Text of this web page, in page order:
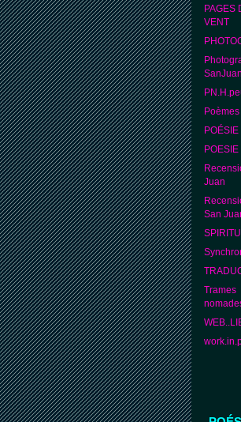
PAGES
VENT
SanJuan
POÉSIE
Juan
San
Trames